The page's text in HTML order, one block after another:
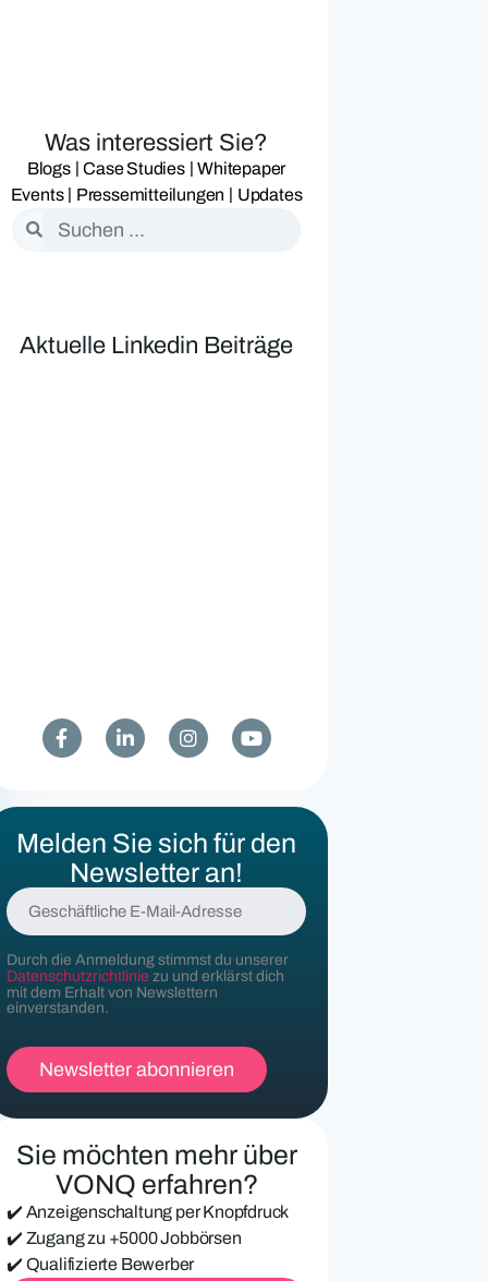
Was interessiert Sie?
Blogs|Case Studies|Whitepaper
Events| Pressemitteilungen | Updates
Aktuelle Linkedin Beiträge
Melden Sie sich für den
Newsletter an!
G
e
c
h
ä
l
i
h
M
i
l
Durch die Anmeldung stimmst du unserer
Datenschutzrichtlinie zu und erklärst dich
mit dem Erhalt von Newslettern
einverstanden.
Sie möchten mehr über
VONQ erfahren?
✔️ Anzeigenschaltung per Knopfdruck
✔️ Zugang zu +5000 Jobbörsen
✔️ Qualifizierte Bewerber